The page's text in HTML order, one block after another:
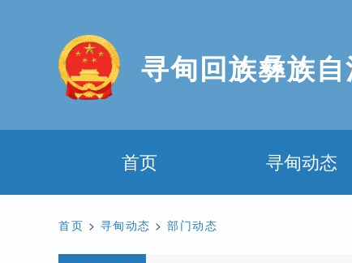
寻甸回族彝族
首页 寻甸动态
首页 > 寻甸动态 > 部门动态